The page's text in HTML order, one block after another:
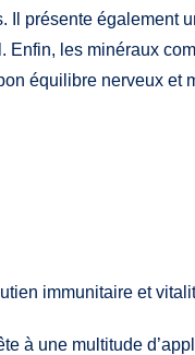
présente également
les minéraux
équilibre nerveux et
immunitaire et
à une multitude